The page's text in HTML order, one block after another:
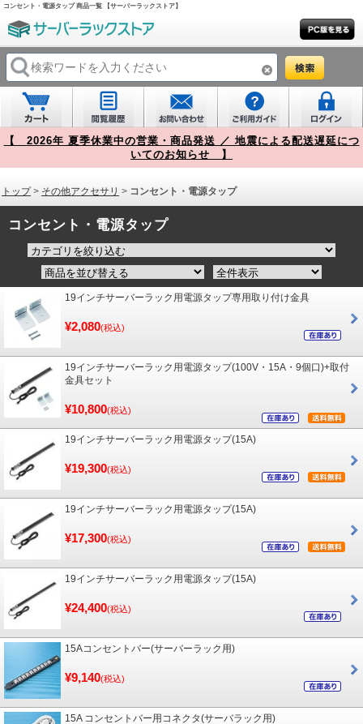
コンセント・電源タップ 商品一覧 【サーバーラックストア】
【 2026年 夏季休業中の営業・商品発送 ／ 地震による配送遅延につ
いてのお知らせ 】
トップ> その他アクセサリ > コンセント・電源タップ
コンセント・電源タップ
19インチサーバーラック用電源タップ専用取り付け金具
¥2,080(税込)
19インチサーバーラック用電源タップ(100V・15A・9個口)+取付
金具セット
¥10,800(税込)
19インチサーバーラック用電源タップ(15A)
¥19,300(税込)
19インチサーバーラック用電源タップ(15A)
¥17,300(税込)
19インチサーバーラック用電源タップ(15A)
¥24,400(税込)
15Aコンセントバー(サーバーラック用)
¥9,140(税込)
15A コンセントバー用コネクタ(サーバラック用)